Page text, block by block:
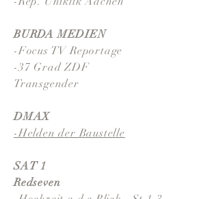
BURDA MEDIEN
-Focus TV Reportage
-37 Grad ZDF
Transgender
DMAX
-Helden der Baustelle
SAT 1
Redseven